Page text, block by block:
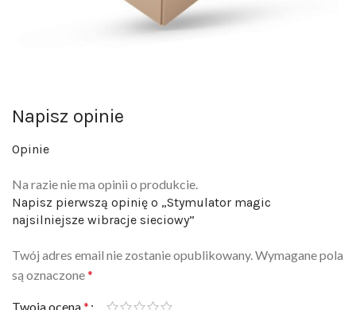
Napisz opinie
Opinie
Na razie nie ma opinii o produkcie.
Napisz pierwszą opinię o „Stymulator magic
najsilniejsze wibracje sieciowy”
Twój adres email nie zostanie opublikowany. Wymagane pola
są oznaczone *
Twoja ocena *